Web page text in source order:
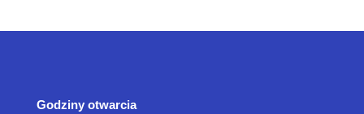
Godziny otwarcia